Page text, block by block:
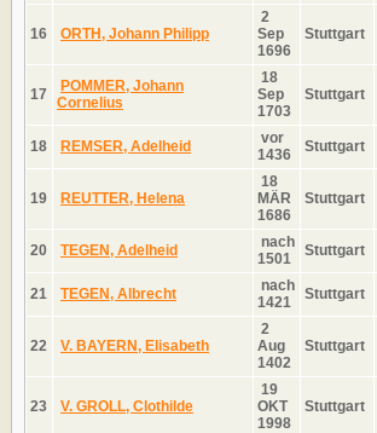
16 ORTH, Johann Philipp
2
Sep
1696
Stuttgart
17
POMMER, Johann
Cornelius
18
Sep
1703
Stuttgart
18 REMSER, Adelheid
vor
1436
Stuttgart
19 REUTTER, Helena
18
MÄR
1686
Stuttgart
20 TEGEN, Adelheid
nach
1501
Stuttgart
21 TEGEN, Albrecht
nach
1421
Stuttgart
22 V. BAYERN, Elisabeth
2
Aug
1402
Stuttgart
23 V. GROLL, Clothilde
19
OKT
1998
Stuttgart